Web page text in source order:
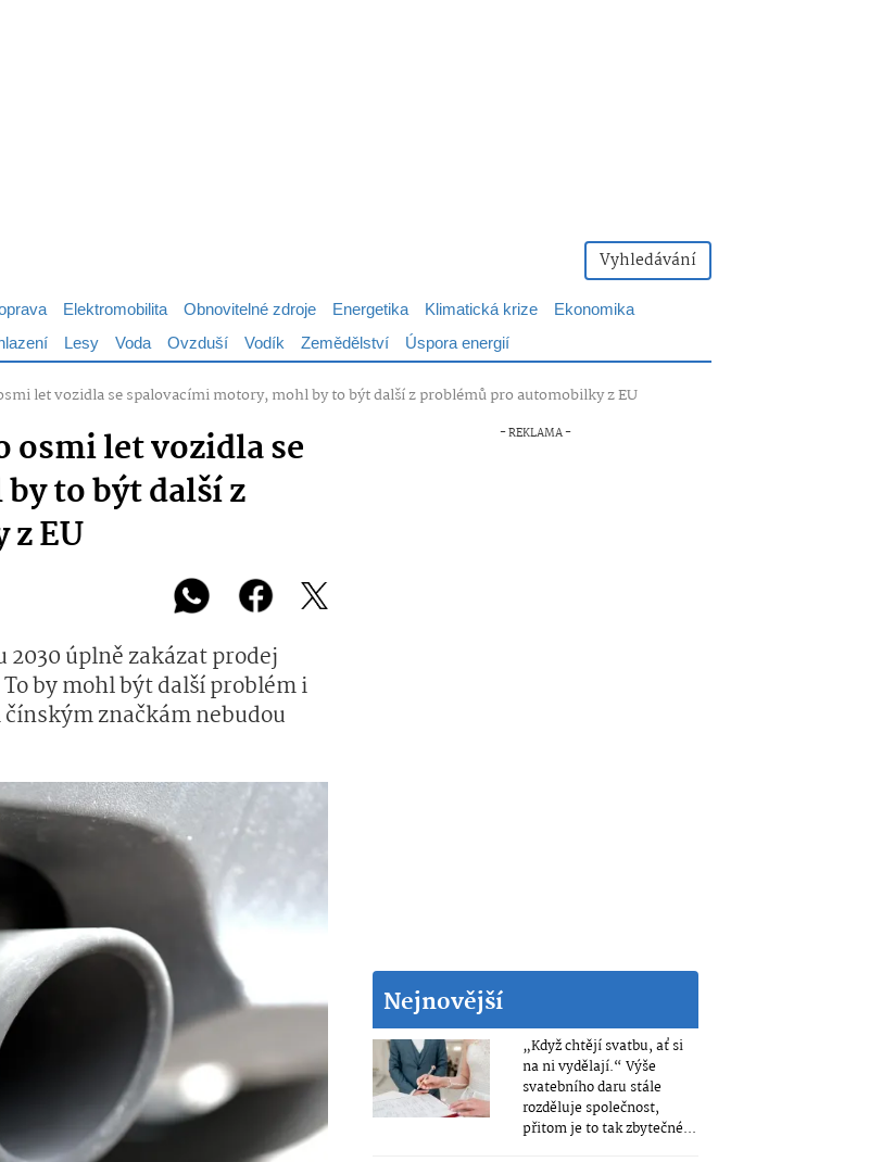
Vyhledávání
Elektromobilita Obnovitelné zdroje Energetika Klimatická krize
Ekonomika
Lesy Voda Ovzduší Vodík Zemědělství Úspora energií
let vozidla se spalovacími motory, mohl by to být další z problémů pro automobilky z EU
osmi let vozidla se
to být další z
EU
úplně zakázat prodej
by mohl být další problém i
značkám nebudou
Nejnovější
„Když chtějí svatbu, ať si
na ni vydělají.“ Výše
svatebního daru stále
rozděluje společnost,
přitom je to tak zbytečné...